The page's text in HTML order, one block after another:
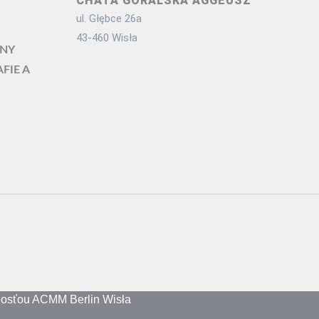
A
ul. Głębce 26a
43-460 Wisła
ACMM Berlin Wisła